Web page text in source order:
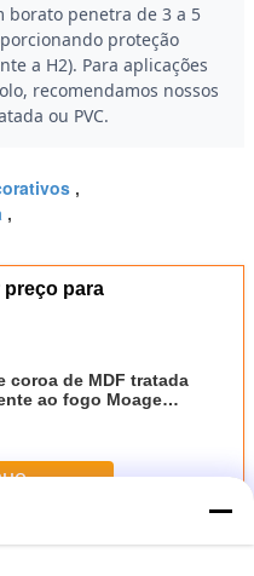
borato penetra de 3 a 5
proteção
a H2). Para aplicações
recomendamos nossos
ou PVC.
,
,
preço para
coroa de MDF tratada
ao fogo Moagem